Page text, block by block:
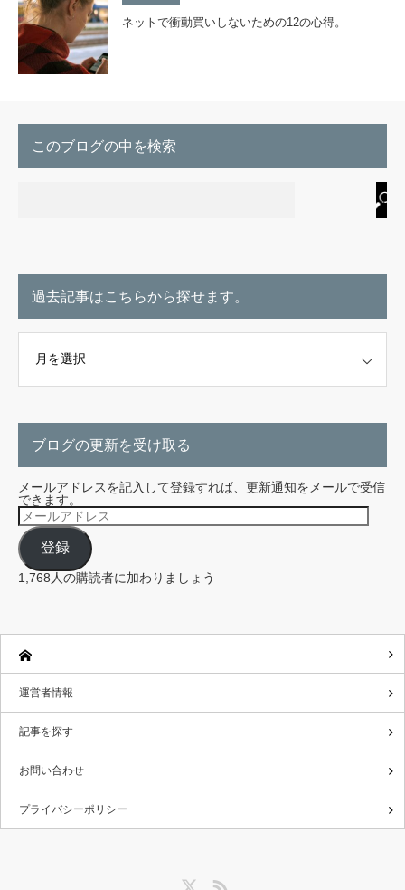
ネットで衝動買いしないための12の心得。
このブログの中を検索
過去記事はこちらから探せます。
ブログの更新を受け取る
メールアドレスを記入して登録すれば、更新通知をメールで受信
できます。
メ
ー
ル
ア
ド
レ
ス
登録
1,768人の購読者に加わりましょう
運営者情報
記事を探す
お問い合わせ
プライバシーポリシー